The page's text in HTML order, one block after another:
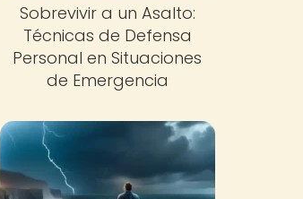
Sobrevivir a un Asalto:
Técnicas de Defensa
Personal en Situaciones
de Emergencia